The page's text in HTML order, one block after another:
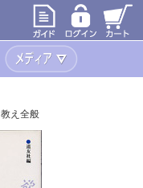
入門
教え全般